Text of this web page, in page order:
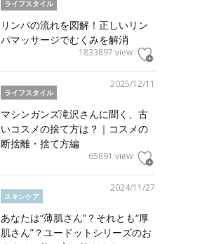
ライフスタイル
リンパの流れを図解！正しいリン
パマッサージでむくみを解消
1833897 view
2025/12/11
ライフスタイル
マシンガンズ滝沢さんに聞く、古
いコスメの捨て方は？｜コスメの
断捨離・捨て方編
65891 view
2024/11/27
スキンケア
あなたは“薄肌さん”？それとも“厚
肌さん”？ユードットシリーズのお